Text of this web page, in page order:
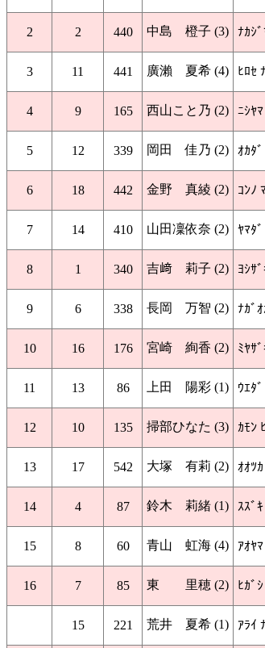
2 2 440 中島 橙子 (3) ﾅｶｼ
3 11 441 廣瀨 夏希 (4) ﾋﾛｾ
4 9 165 西山こと乃 (2) ﾆｼﾔ
5 12 339 岡田 佳乃 (2) ｵｶﾀ
6 18 442 金野 真綾 (2) ｺﾝﾉ
7 14 410 山田凜依奈 (2) ﾔﾏﾀ
8 1 340 吉﨑 莉子 (2) ﾖｼｻ
9 6 338 長岡 万智 (2) ﾅｶﾞ
10 16 176 宮崎 絢香 (2) ﾐﾔｻ
11 13 86 上田 陽彩 (1) ｳｴﾀ
12 10 135 掃部ひなた (3) ｶﾓﾝ
13 17 542 大塚 有莉 (2) ｵｵﾂ
14 4 87 鈴木 莉緒 (1) ｽｽﾞ
15 8 60 青山 虹海 (4) ｱｵﾔ
16 7 85 東 里穂 (2) ﾋｶﾞ
15 221 荒井 夏希 (1) ｱﾗｲ